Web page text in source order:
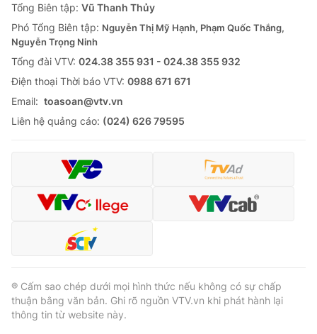
Tổng Biên tập: Vũ Thanh Thủy
Phó Tổng Biên tập: Nguyễn Thị Mỹ Hạnh, Phạm Quốc Thắng,
Nguyễn Trọng Ninh
Tổng đài VTV: 024.38 355 931 - 024.38 355 932
Ðiện thoại Thời báo VTV: 0988 671 671
Email: toasoan@vtv.vn
Liên hệ quảng cáo: (024) 626 79595
® Cấm sao chép dưới mọi hình thức nếu không có sự chấp
thuận bằng văn bản. Ghi rõ nguồn VTV.vn khi phát hành lại
thông tin từ website này.